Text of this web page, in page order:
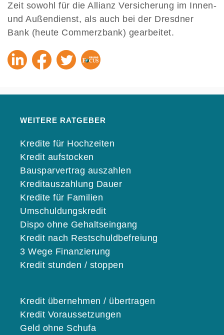
Zeit sowohl für die Allianz Versicherung im Innen-
und Außendienst, als auch bei der Dresdner
Bank (heute Commerzbank) gearbeitet.
WEITERE RATGEBER
Kredite für Hochzeiten
Kredit aufstocken
Bausparvertrag auszahlen
Kreditauszahlung Dauer
Kredite für Familien
Umschuldungskredit
Dispo ohne Gehaltseingang
Kredit nach Restschuldbefreiung
3 Wege Finanzierung
Kredit stunden / stoppen
Kredit übernehmen / übertragen
Kredit Voraussetzungen
Geld ohne Schufa